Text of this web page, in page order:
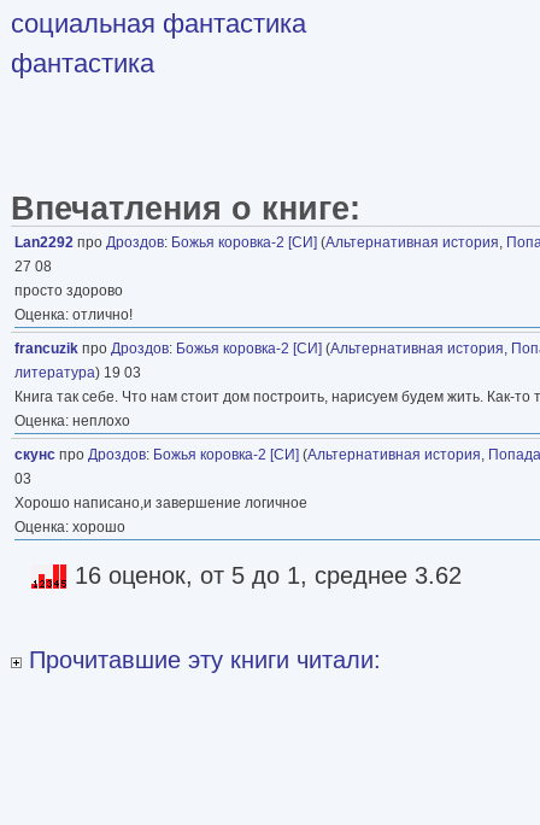
социальная фантастика
фантастика
Впечатления о книге:
Lan2292 про Дроздов: Божья коровка-2 [СИ] (Альтернативная история,
27 08
просто здорово
Оценка: отлично!
francuzik про Дроздов: Божья коровка-2 [СИ] (Альтернативная история,
литература) 19 03
Книга так себе. Что нам стоит дом построить, нарисуем будем жить. Как-то
Оценка: неплохо
скунс про Дроздов: Божья коровка-2 [СИ] (Альтернативная история,
03
Хорошо написано,и завершение логичное
Оценка: хорошо
16 оценок, от 5 до 1, среднее 3.62
Прочитавшие эту книги читали: